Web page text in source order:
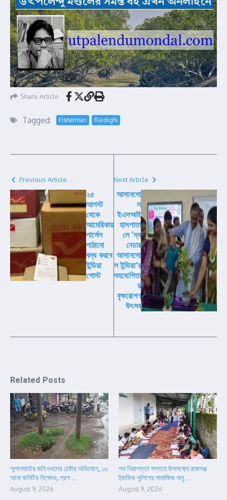
Share Article
Tagged: Fisherman Raidighi
Previous Article
২৫
আগস্ট
থেকে
আমেরিকায়
পার্সেল
পাঠানো
বন্ধ করবে
ইন্ডিয়া
পোস্ট
Next Article
আসানসো
ল
ইএসআই
হাসপাতা
লে ‘দ্য
নেচার
আসানসো
ল ইন্ডিয়া’র
সহযোগিতা
য়
বৃক্ষরোপণ
উৎসব
Related Posts
শ্মশানঘাটের জমি দখলের চেষ্টার অভিযোগ, ১৬
আনা কমিটির বিক্ষোভ, প্রশ ...
August 9, 2026
পথ নিরাপত্তা সপ্তাহ উপলক্ষ্যে রাজগঞ্জ
ট্রাফিক পুলিশের সামাজিক অনু ...
August 9, 2026